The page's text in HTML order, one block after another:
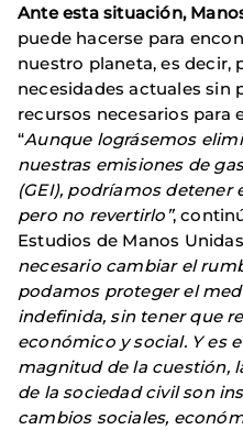
Ante esta situación,
puede hacerse para
nuestro planeta, es decir,
necesidades actuales sin
recursos necesarios para
“Aunque lográsemos
nuestras emisiones de
(GEI), podríamos
pero no revertirlo”,
Estudios de Manos
necesario cambiar el
podamos proteger el
indefinida, sin tener que
económico y social. Y es
magnitud de la cuestión,
de la sociedad civil son
cambios sociales,